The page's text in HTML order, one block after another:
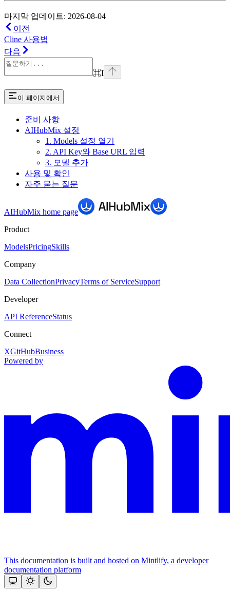
마지막 업데이트: 2026-08-04
이전
Cline 사용법
다음
⌘I
이 페이지에서
준비 사항
AIHubMix 설정
1. Models 설정 열기
2. API Key와 Base URL 입력
3. 모델 추가
사용 및 확인
자주 묻는 질문
AIHubMix home page
Product
ModelsPricingSkills
Company
Data CollectionPrivacyTerms of ServiceSupport
Developer
API ReferenceStatus
Connect
XGitHubBusiness
Powered by
This documentation is built and hosted on Mintlify, a developer
documentation platform